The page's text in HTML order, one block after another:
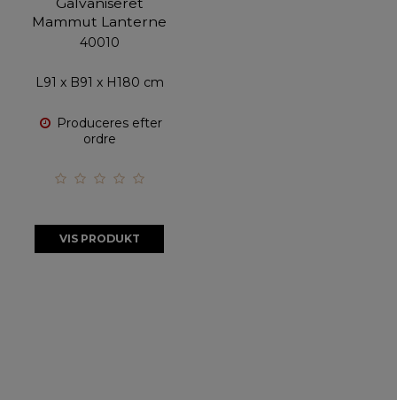
Mammut Lanterne
40010
L91 x B91 x H180 cm
Produceres efter
ordre
VIS PRODUKT